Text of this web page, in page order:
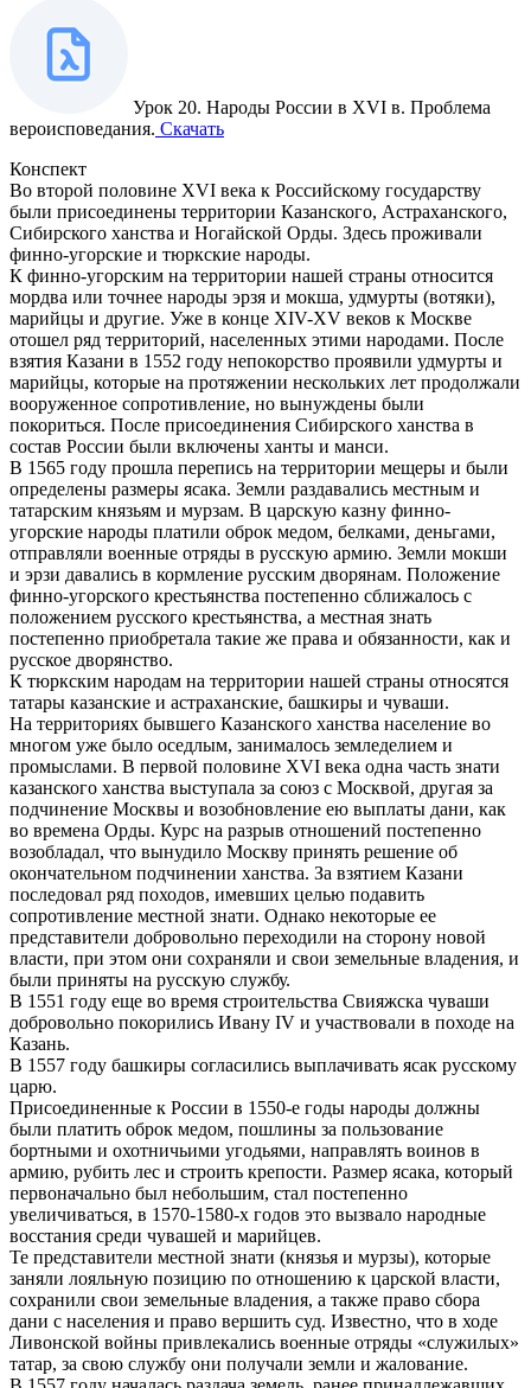
Урок 20. Народы России в XVI в. Проблема
вероисповедания. Скачать
Конспект
Во второй половине XVI века к Российскому государству
были присоединены территории Казанского, Астраханского,
Сибирского ханства и Ногайской Орды. Здесь проживали
финно-угорские и тюркские народы.
К финно-угорским на территории нашей страны относится
мордва или точнее народы эрзя и мокша, удмурты (вотяки),
марийцы и другие. Уже в конце XIV-XV веков к Москве
отошел ряд территорий, населенных этими народами. После
взятия Казани в 1552 году непокорство проявили удмурты и
марийцы, которые на протяжении нескольких лет продолжали
вооруженное сопротивление, но вынуждены были
покориться. После присоединения Сибирского ханства в
состав России были включены ханты и манси.
В 1565 году прошла перепись на территории мещеры и были
определены размеры ясака. Земли раздавались местным и
татарским князьям и мурзам. В царскую казну финно-
угорские народы платили оброк медом, белками, деньгами,
отправляли военные отряды в русскую армию. Земли мокши
и эрзи давались в кормление русским дворянам. Положение
финно-угорского крестьянства постепенно сближалось с
положением русского крестьянства, а местная знать
постепенно приобретала такие же права и обязанности, как и
русское дворянство.
К тюркским народам на территории нашей страны относятся
татары казанские и астраханские, башкиры и чуваши.
На территориях бывшего Казанского ханства население во
многом уже было оседлым, занималось земледелием и
промыслами. В первой половине XVI века одна часть знати
казанского ханства выступала за союз с Москвой, другая за
подчинение Москвы и возобновление ею выплаты дани, как
во времена Орды. Курс на разрыв отношений постепенно
возобладал, что вынудило Москву принять решение об
окончательном подчинении ханства. За взятием Казани
последовал ряд походов, имевших целью подавить
сопротивление местной знати. Однако некоторые ее
представители добровольно переходили на сторону новой
власти, при этом они сохраняли и свои земельные владения, и
были приняты на русскую службу.
В 1551 году еще во время строительства Свияжска чуваши
добровольно покорились Ивану IV и участвовали в походе на
Казань.
В 1557 году башкиры согласились выплачивать ясак русскому
царю.
Присоединенные к России в 1550-е годы народы должны
были платить оброк медом, пошлины за пользование
бортными и охотничьими угодьями, направлять воинов в
армию, рубить лес и строить крепости. Размер ясака, который
первоначально был небольшим, стал постепенно
увеличиваться, в 1570-1580-х годов это вызвало народные
восстания среди чувашей и марийцев.
Те представители местной знати (князья и мурзы), которые
заняли лояльную позицию по отношению к царской власти,
сохранили свои земельные владения, а также право сбора
дани с населения и право вершить суд. Известно, что в ходе
Ливонской войны привлекались военные отряды «служилых»
татар, за свою службу они получали земли и жалование.